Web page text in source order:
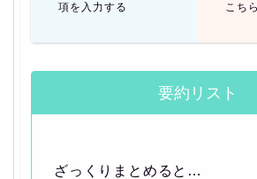
項を入力する
こち
要約リスト
ざっくりまとめると…